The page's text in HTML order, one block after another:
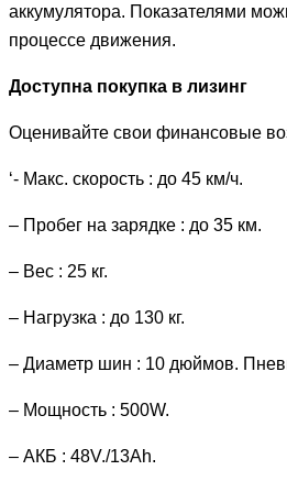
аккумулятора. Показателями
процессе движения.
Доступна покупка в лизинг
Оценивайте свои финансовые
‘- Макс. скорость : до 45 км/ч.
– Пробег на зарядке : до 35 км.
– Вес : 25 кг.
– Нагрузка : до 130 кг.
– Диаметр шин : 10 дюймов.
– Мощность : 500W.
– АКБ : 48V./13Ah.